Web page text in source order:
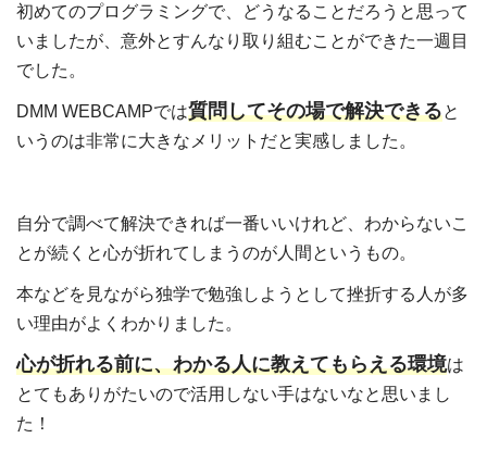
初めてのプログラミングで、どうなることだろうと思って
いましたが、意外とすんなり取り組むことができた一週目
でした。
DMM WEBCAMPでは質問してその場で解決できると
いうのは非常に大きなメリットだと実感しました。
自分で調べて解決できれば一番いいけれど、わからないこ
とが続くと心が折れてしまうのが人間というもの。
本などを見ながら独学で勉強しようとして挫折する人が多
い理由がよくわかりました。
心が折れる前に、わかる人に教えてもらえる環境は
とてもありがたいので活用しない手はないなと思いまし
た！